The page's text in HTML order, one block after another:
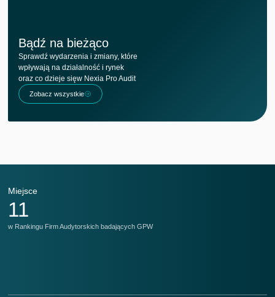
Bądź na bieżąco
Sprawdź wydarzenia i zmiany, które
wpływają na działalność i rynek
oraz co dzieje sięw Nexia Pro Audit
Zobacz wszystkie
Miejsce
11
w Rankingu Firm Audytorskich badających GPW